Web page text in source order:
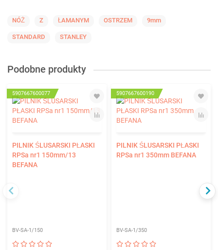
NÓŻ Z ŁAMANYM OSTRZEM 9mm
STANDARD STANLEY
Podobne produkty
5907667600077
PILNIK ŚLUSARSKI PŁASKI
RPSa nr1 150mm/13
BEFANA
BV-SA-1/150
5907667600190
PILNIK ŚLUSARSKI PŁASKI
RPSa nr1 350mm BEFANA
BV-SA-1/350